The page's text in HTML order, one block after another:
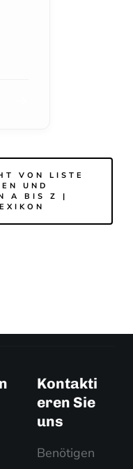
VON LISTE
UND
A BIS Z |
Kontakti
eren Sie
uns
Benötigen